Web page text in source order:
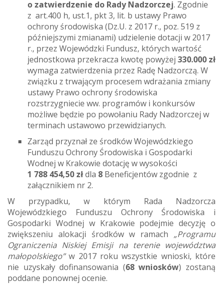
o zatwierdzenie do Rady Nadzorczej. Zgodnie
z art.400 h, ust.1, pkt 3, lit. b ustawy Prawo
ochrony środowiska (Dz.U. z 2017 r., poz. 519 z
późniejszymi zmianami) udzielenie dotacji w 2017
r., przez Wojewódzki Fundusz, których wartość
jednostkowa przekracza kwotę powyżej 330.000 zł
wymaga zatwierdzenia przez Radę Nadzorczą. W
związku z trwającym procesem wdrażania zmiany
ustawy Prawo ochrony środowiska
rozstrzygniecie ww. programów i konkursów
możliwe będzie po powołaniu Rady Nadzorczej w
terminach ustawowo przewidzianych.
Zarząd przyznał ze środków Wojewódzkiego
Funduszu Ochrony Środowiska i Gospodarki
Wodnej w Krakowie dotację w wysokości
1 788 454,50 złdla 8 Beneficjentów zgodnie z
załącznikiem nr 2.
W przypadku, w którym Rada Nadzorcza
Wojewódzkiego Funduszu Ochrony Środowiska i
Gospodarki Wodnej w Krakowie podejmie decyzję o
zwiększeniu alokacji środków w ramach „Programu
Ograniczenia Niskiej Emisji na terenie województwa
małopolskiego”w 2017 roku wszystkie wnioski, które
nie uzyskały dofinansowania (68 wniosków) zostaną
poddane ponownej ocenie.